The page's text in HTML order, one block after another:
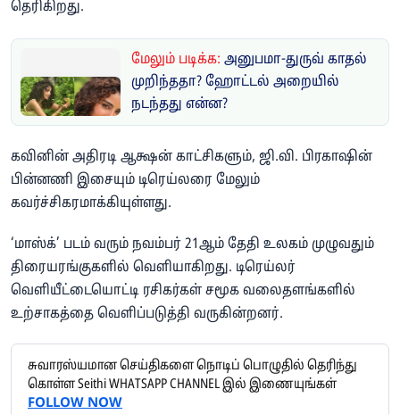
தெரிகிறது.
மேலும் படிக்க: அனுபமா-துருவ் காதல்
முறிந்ததா? ஹோட்டல் அறையில்
நடந்தது என்ன?
கவினின் அதிரடி ஆக்ஷன் காட்சிகளும், ஜி.வி. பிரகாஷின்
பின்னணி இசையும் டிரெய்லரை மேலும்
கவர்ச்சிகரமாக்கியுள்ளது.
‘மாஸ்க்’ படம் வரும் நவம்பர் 21ஆம் தேதி உலகம் முழுவதும்
திரையரங்குகளில் வெளியாகிறது. டிரெய்லர்
வெளியீட்டையொட்டி ரசிகர்கள் சமூக வலைதளங்களில்
உற்சாகத்தை வெளிப்படுத்தி வருகின்றனர்.
சுவாரஸ்யமான செய்திகளை நொடிப் பொழுதில் தெரிந்து
கொள்ள Seithi WHATSAPP CHANNEL இல் இணையுங்கள்
FOLLOW NOW